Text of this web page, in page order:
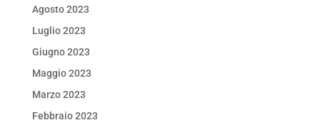
Agosto 2023
Luglio 2023
Giugno 2023
Maggio 2023
Marzo 2023
Febbraio 2023